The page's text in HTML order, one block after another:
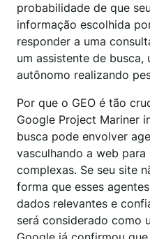
probabilidade de que
informação escolhida
responder a uma
um assistente de
autônomo realizando
Por que o GEO é tão
Google Project Mariner
busca pode envolver
vasculhando a web
complexas. Se seu site
forma que esses
dados relevantes e
será considerado como